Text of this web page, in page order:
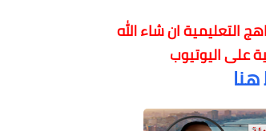
التعليميةان شاء الله
على اليوتيوب